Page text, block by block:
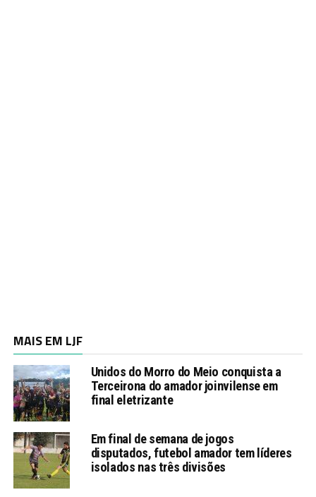
MAIS EM LJF
Unidos do Morro do Meio conquista a
Terceirona do amador joinvilense em
final eletrizante
Em final de semana de jogos
disputados, futebol amador tem líderes
isolados nas três divisões